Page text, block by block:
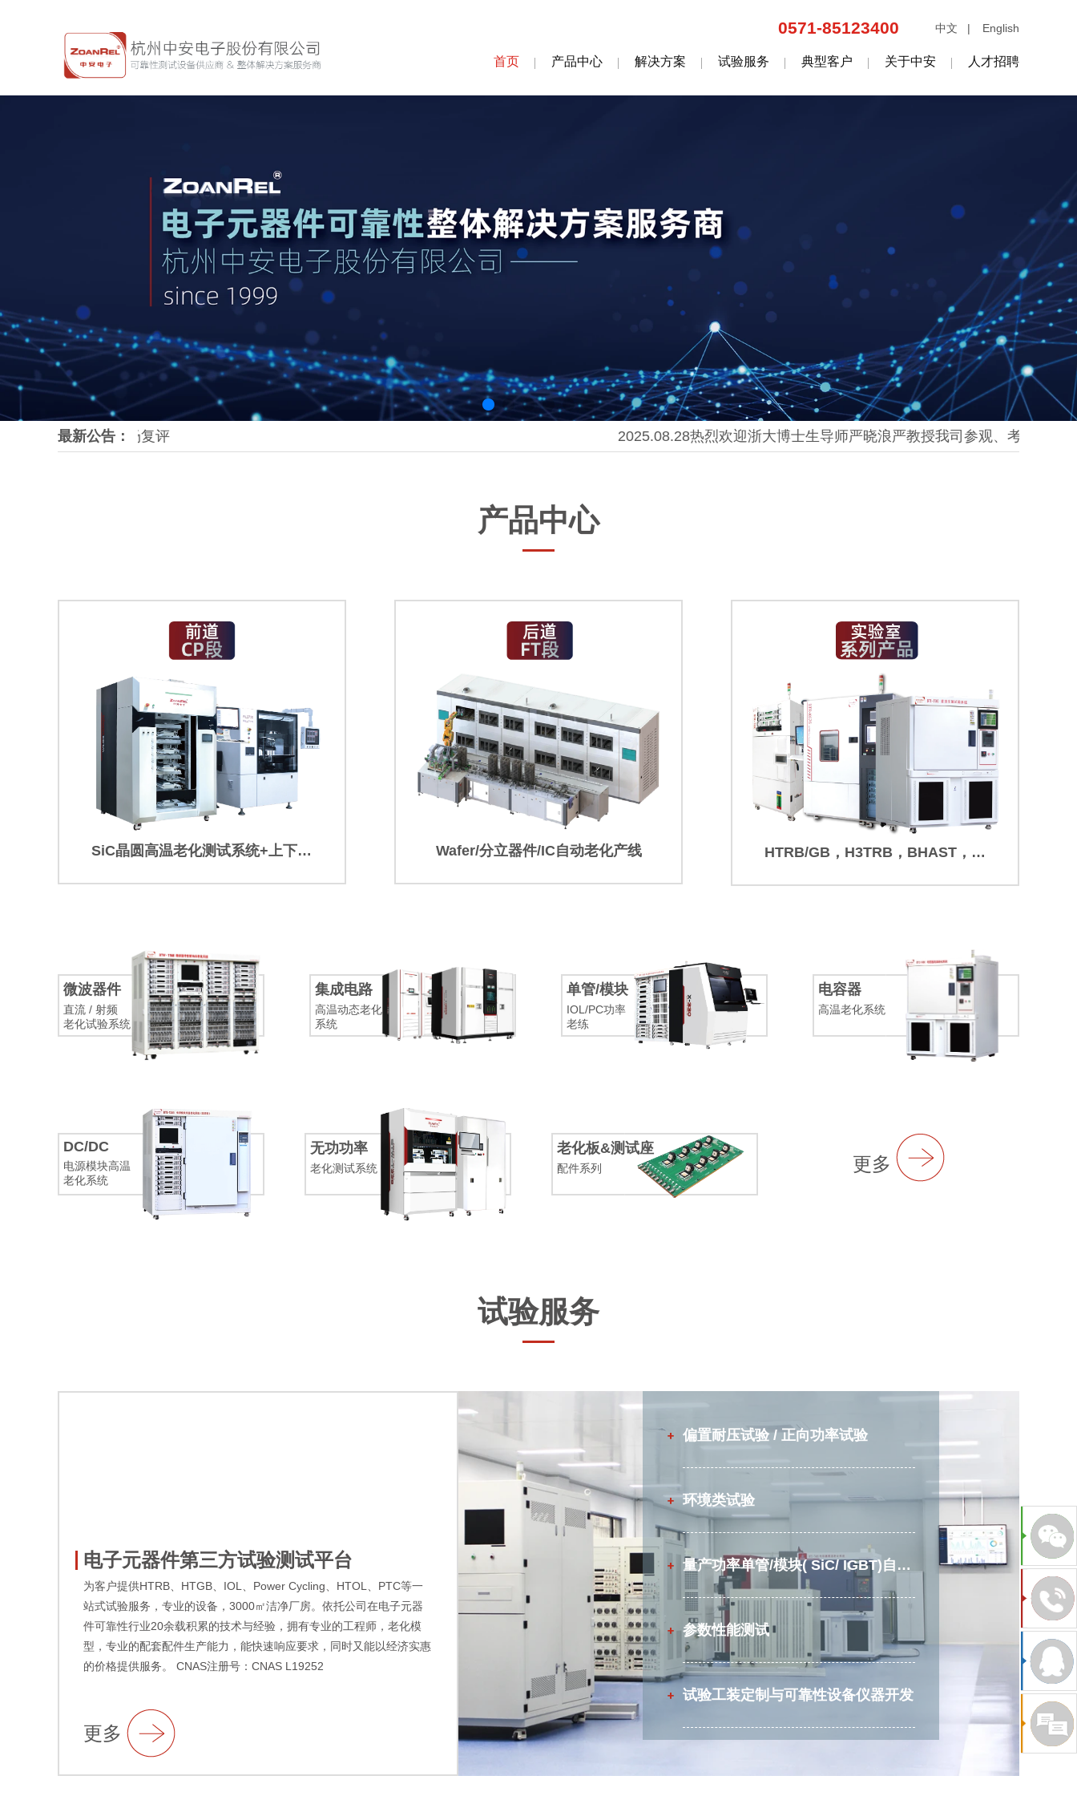
0571-85123400 中文 | English
首页 产品中心 解决方案 试验服务 典型客户 关于中安 人才招聘
最新公告：
现场复评 2025.08.28热烈欢迎浙大博士生导师严晓浪严教授我司参观、考察、指导。
产品中心
SiC晶圆高温老化测试系统+上下料机 Wafer/分立器件/IC自动老化产线 HTRB/GB，H3TRB，BHAST，IOL
微波器件
直流 / 射频
老化试验系统
集成电路
高温动态老化
系统
单管/模块
IOL/PC功率
老练
电容器
高温老化系统
DC/DC
电源模块高温
老化系统
无功功率
老化测试系统
老化板&测试座
配件系列 更多
试验服务
电子元器件第三方试验测试平台
为客户提供HTRB、HTGB、IOL、Power Cycling、HTOL、PTC等一
站式试验服务，专业的设备，3000㎡洁净厂房。依托公司在电子元器
件可靠性行业20余载积累的技术与经验，拥有专业的工程师，老化模
型，专业的配套配件生产能力，能快速响应要求，同时又能以经济实惠
的价格提供服务。 CNAS注册号：CNAS L19252
更多
偏置耐压试验 / 正向功率试验
环境类试验
量产功率单管/模块( SiC/ IGBT)自动老化筛选
参数性能测试
试验工装定制与可靠性设备仪器开发